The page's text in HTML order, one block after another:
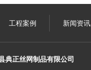
工程案例 新闻资讯
典正丝网制品有限公司